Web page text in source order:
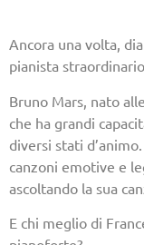
Ancora una volta,
pianista
Bruno Mars, nato
che ha grandi
diversi stati
canzoni emotive e
ascoltando la sua
E chi meglio di